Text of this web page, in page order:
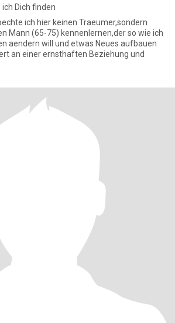
Dich finden
ich hier keinen Traeumer,sondern
ich
und etwas Neues aufbauen
an einer ernsthaften Beziehung und